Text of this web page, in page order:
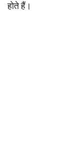
होते हैं।